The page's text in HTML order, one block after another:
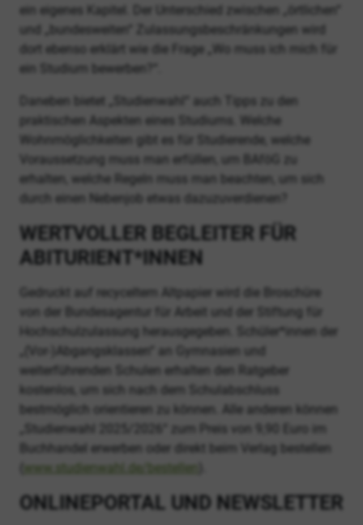
ein eigenes Kapitel. Der Unterschied zwischen „örtlichen“
und „bundesweiten“ Zulassungsbeschränkungen wird
dort ebenso erklärt wie die Frage „Wo muss ich mich für
ein Studium bewerben?“.
Daneben bietet „Studienwahl“ auch Tipps zu den
praktischen Aspekten eines Studiums. Welche
Wohnmöglichkeiten gibt es für Studierende, welche
Voraussetzung muss man erfüllen, um BAföG zu
erhalten, welche Regeln muss man beachten, um sich
durch einen Nebenjob etwas dazuzuverdienen?
WERTVOLLER BEGLEITER FÜR
ABITURIENT*INNEN
Gedruckt auf recyceltem Altpapier wird die Broschüre
von der Bundesagentur für Arbeit und der Stiftung für
Hochschulzulassung herausgegeben. Schüler*innen der
„(Vor-)Abgangsklassen“ an Gymnasien und
weiterführenden Schulen erhalten den Ratgeber
kostenlos, um sich nach dem Schulabschluss
bestmöglich orientieren zu können. Alle anderen können
„Studienwahl 2025/2026“ zum Preis von 9,90 Euro im
Buchhandel erwerben oder direkt beim Verlag bestellen
www.studienwahl.de/bestellen
ONLINEPORTAL UND NEWSLETTER